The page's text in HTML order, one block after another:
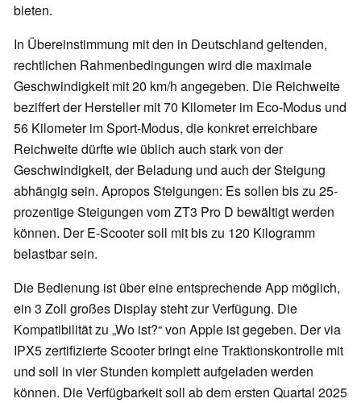
bieten.
In Übereinstimmung mit den in Deutschland geltenden,
rechtlichen Rahmenbedingungen wird die maximale
Geschwindigkeit mit 20 km/h angegeben. Die Reichweite
beziffert der Hersteller mit 70 Kilometer im Eco-Modus und
56 Kilometer im Sport-Modus, die konkret erreichbare
Reichweite dürfte wie üblich auch stark von der
Geschwindigkeit, der Beladung und auch der Steigung
abhängig sein. Apropos Steigungen: Es sollen bis zu 25-
prozentige Steigungen vom ZT3 Pro D bewältigt werden
können. Der E-Scooter soll mit bis zu 120 Kilogramm
belastbar sein.
Die Bedienung ist über eine entsprechende App möglich,
ein 3 Zoll großes Display steht zur Verfügung. Die
Kompatibilität zu „Wo ist?“ von Apple ist gegeben. Der via
IPX5 zertifizierte Scooter bringt eine Traktionskontrolle mit
und soll in vier Stunden komplett aufgeladen werden
können. Die Verfügbarkeit soll ab dem ersten Quartal 2025